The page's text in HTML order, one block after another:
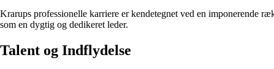
Krarups professionelle karriere er kendetegnet ved en imponerende
som en dygtig og dedikeret leder.
Talent og Indflydelse